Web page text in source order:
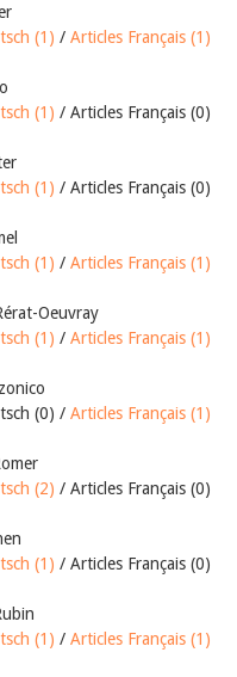
(1) / Articles Français (1)
(1) / Articles Français (0)
(1) / Articles Français (0)
(1) / Articles Français (1)
Oeuvray
(1) / Articles Français (1)
(0) / Articles Français (1)
(2) / Articles Français (0)
(1) / Articles Français (0)
(1) / Articles Français (1)